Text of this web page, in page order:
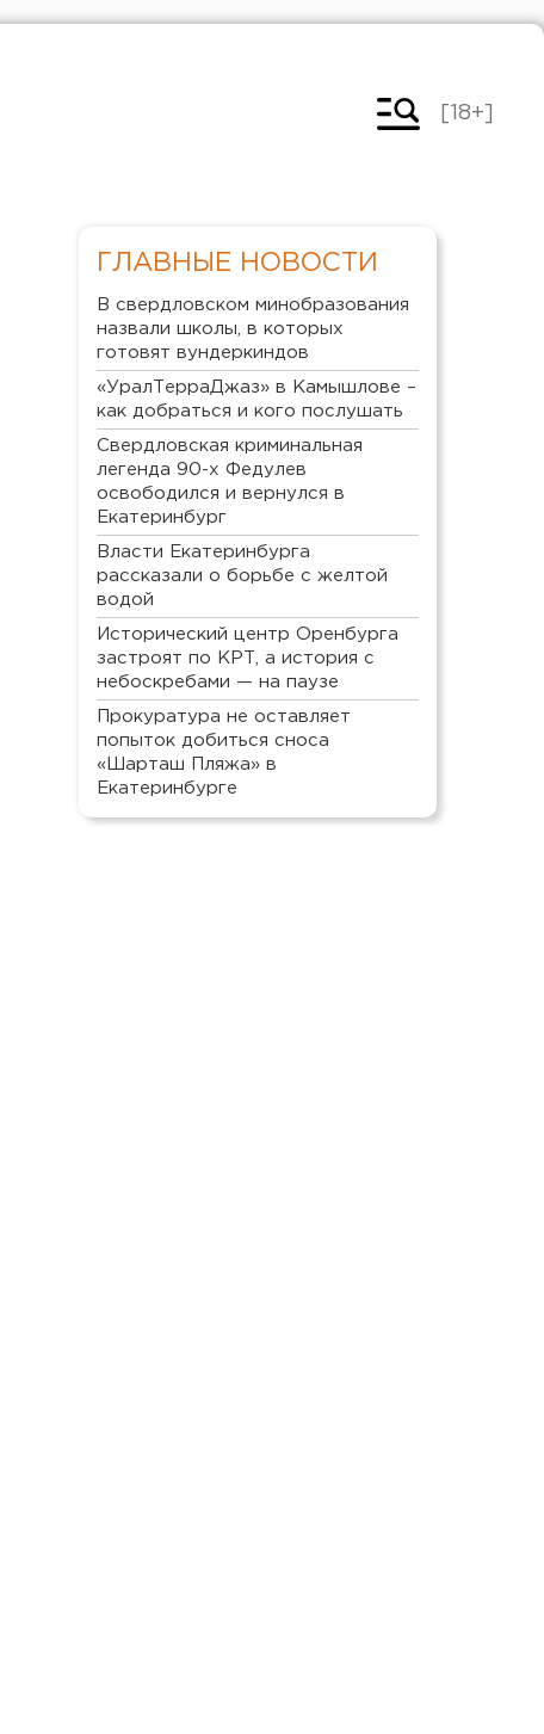
[18+]
ГЛАВНЫЕ НОВОСТИ
В свердловском минобразования
назвали школы, в которых
готовят вундеркиндов
«УралТерраДжаз» в Камышлове –
как добраться и кого послушать
Свердловская криминальная
легенда 90-х Федулев
освободился и вернулся в
Екатеринбург
Власти Екатеринбурга
рассказали о борьбе с желтой
водой
Исторический центр Оренбурга
застроят по КРТ, а история с
небоскребами — на паузе
Прокуратура не оставляет
попыток добиться сноса
«Шарташ Пляжа» в
Екатеринбурге